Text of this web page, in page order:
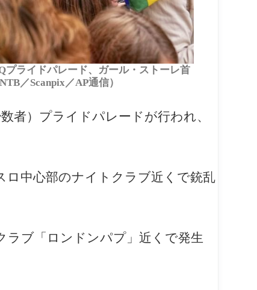
プライドパレード、ガール・ストーレ首
／Scanpix／AP通信）
者）プライドパレードが行われ、
ロ中心部のナイトクラブ近くで銃乱
ラブ「ロンドンパプ」近くで発生